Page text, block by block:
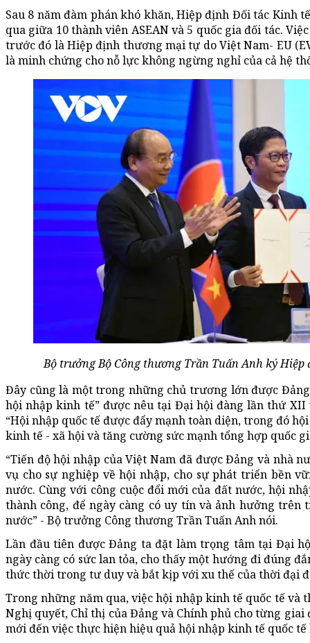
Sau 8 năm đàm phán khó khăn, Hiệp định Đối tác Kinh
qua giữa 10 thành viên ASEAN và 5 quốc gia đối tác.
trước đó là Hiệp định thương mại tự do Việt Nam- EU
là minh chứng cho nỗ lực không ngừng nghỉ của cả hệ
Bộ trưởng Bộ Công thương Trần Tuấn Anh ký
Đây cũng là một trong những chủ trương lớn được
hội nhập kinh tế” được nêu tại Đại hội đàng lần thứ
“Hội nhập quốc tế được đẩy mạnh toàn diện, trong đó
kinh tế - xã hội và tăng cường sức mạnh tổng hợp quốc
“Tiến độ hội nhập của Việt Nam đã được Đảng và nhà
vụ cho sự nghiệp về hội nhập, cho sự phát triển bền
nước. Cùng với công cuộc đổi mới của đất nước, hội
thành công, để ngày càng có uy tín và ảnh hưởng
nước” - Bộ trưởng Công thương Trần Tuấn Anh nói.
Lần đầu tiên được Đảng ta đặt làm trọng tâm tại Đại
ngày càng có sức lan tỏa, cho thấy một hướng đi đúng
thức thời trong tư duy và bắt kịp với xu thế của thời đại
Trong những năm qua, việc hội nhập kinh tế quốc tế và
Nghị quyết, Chỉ thị của Đảng và Chính phủ cho từng
mới đến việc thực hiện hiệu quả hội nhập kinh tế quốc